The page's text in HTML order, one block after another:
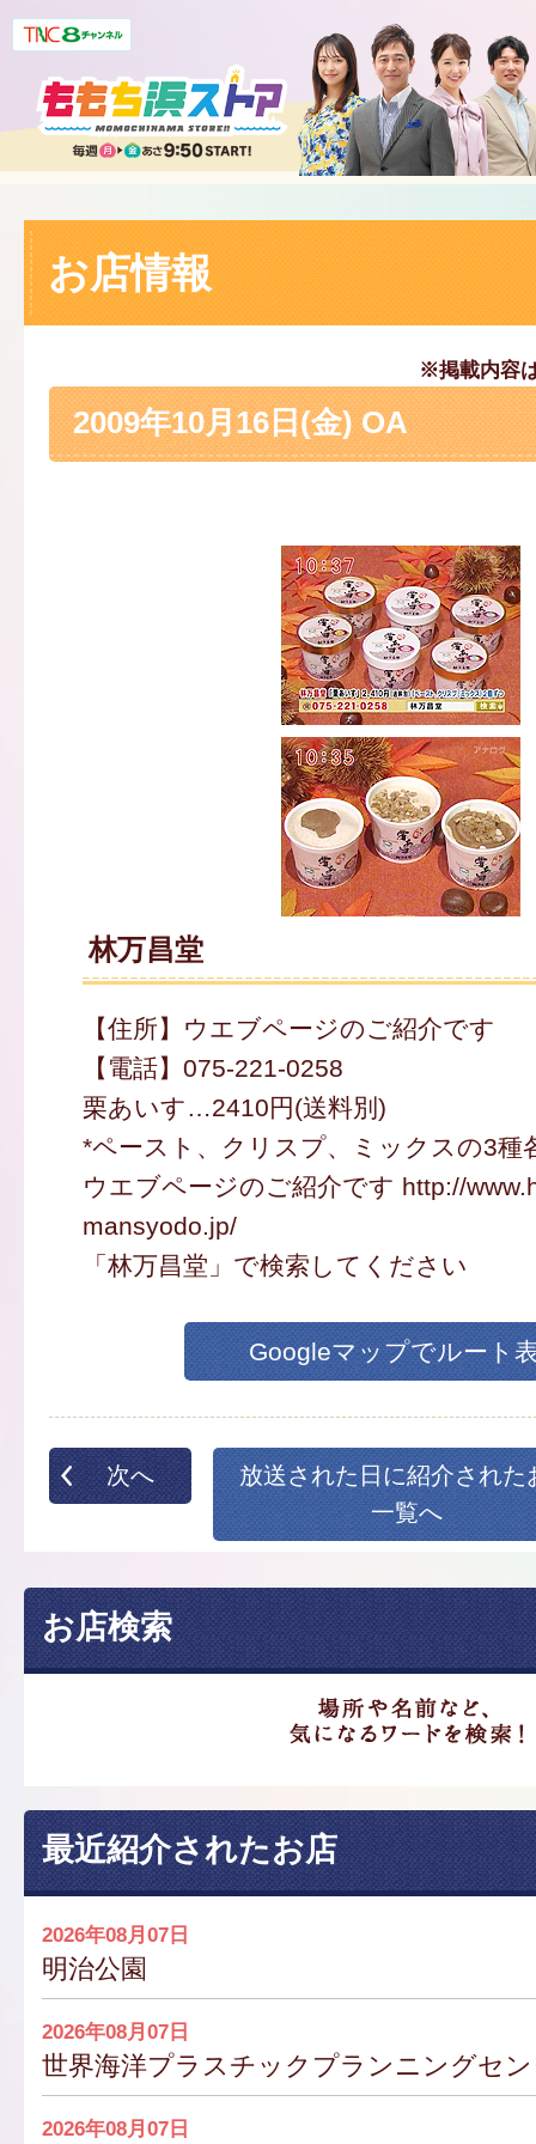
お店情報
※掲載内容
2009年10月16日(金) OA
林万昌堂
【住所】ウエブページのご紹介です
【電話】075-221-0258
栗あいす…2410円(送料別)
*ペースト、クリスプ、ミックスの3種
ウエブページのご紹介です http://
mansyodo.jp/
「林万昌堂」で検索してください
Googleマップでルート
次へ
放送された日に紹介された
一覧へ
お店検索
最近紹介されたお店
2026年08月07日
明治公園
2026年08月07日
世界海洋プラスチックプランニングセ
2026年08月07日